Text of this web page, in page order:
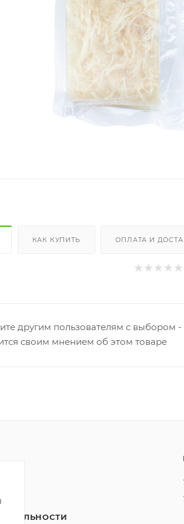
КАК КУПИТЬ ОПЛАТА И
другим пользователям с выбором -
своим мнением об этом товаре